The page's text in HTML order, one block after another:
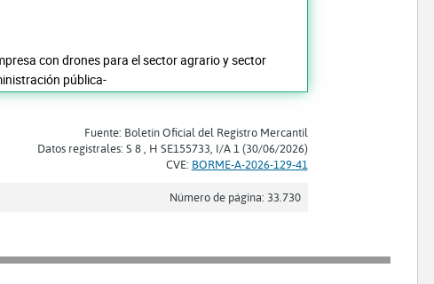
con drones para el sector agrario y sector
pública-
Fuente: Boletín Oficial del Registro Mercantil
Datos registrales: S 8 , H SE155733, I/A 1 (30/06/2026)
CVE: BORME-A-2026-129-41
Número de página: 33.730